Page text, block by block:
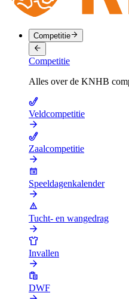
Competitie
Competitie
Alles over de KNHB
Veldcompetitie
Zaalcompetitie
Speeldagenkalender
Tucht- en wangedrag
Invallen
DWF